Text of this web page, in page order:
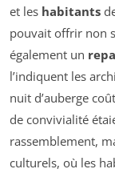
et les habitants
pouvait offrir non
également un
l’indiquent les
nuit d’auberge
de convivialité
rassemblement,
culturels, où les